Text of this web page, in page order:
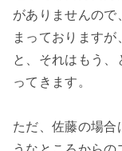
がありませんので
まっております
と、それはもう、
ってきます。
ただ、佐藤の場合